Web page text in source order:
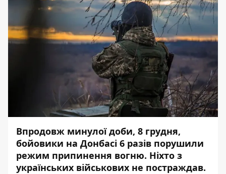
Впродовж минулої доби, 8 грудня,
бойовики на Донбасі 6 разів порушили
режим припинення вогню. Ніхто з
українських військових не постраждав.